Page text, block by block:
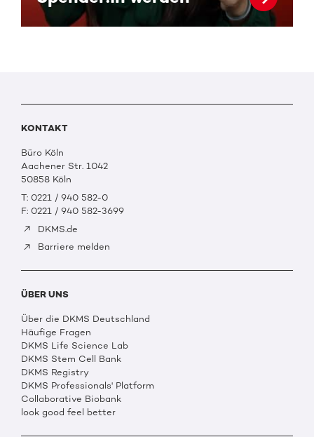
KONTAKT
Büro Köln
Aachener Str. 1042
50858 Köln
T: 0221 / 940 582-0
F: 0221 / 940 582-3699
DKMS.de
Barriere melden
ÜBER UNS
Über die DKMS Deutschland
Häufige Fragen
DKMS Life Science Lab
DKMS Stem Cell Bank
DKMS Registry
DKMS Professionals' Platform
Collaborative Biobank
look good feel better